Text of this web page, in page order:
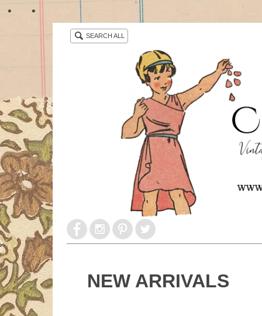
・ ・
SEARCH ALL
NEW ARRIVALS